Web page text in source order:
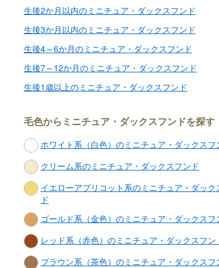
※成長によるサイズ
※成長過程における
症）、ヘルニア、股
※お譲り後の成長段
※アレルギー性疾患
※体内外寄生虫
※引き渡し時点で確
なります。
で、飼育環境など
引き渡し後のサポ
見学、受け渡
犬舎所在地
生後2か月以内のミニチュア・ダックスフンド
生後3か月以内のミニチュア・ダックスフンド
生後4～6か月のミニチュア・ダックスフンド
生後7～12か月のミニチュア・ダックスフンド
生後1歳以上のミニチュア・ダックスフンド
毛色からミニチュア・ダックスフンドを探す
ホワイト系（白色）のミニチュア・ダックスフ
クリーム系のミニチュア・ダックスフンド
イエローアプリコット系のミニチュア・ダック
ド
ゴールド系（金色）のミニチュア・ダックスフ
レッド系（赤色）のミニチュア・ダックスフン
ブラウン系（茶色）のミニチュア・ダックスフ